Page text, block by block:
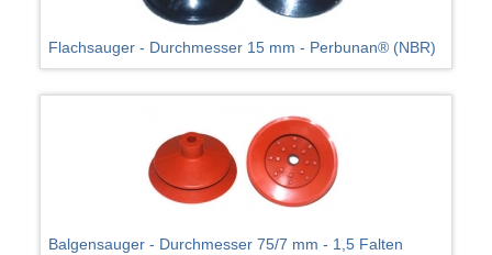
Flachsauger - Durchmesser 15 mm - Perbunan® (NBR)
Balgensauger - Durchmesser 75/7 mm - 1,5 Falten